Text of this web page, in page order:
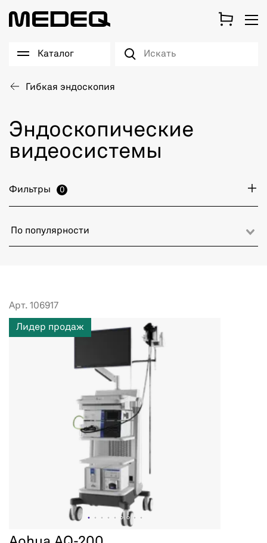
Каталог
Гибкая эндоскопия
Эндоскопические
видеосистемы
Фильтры 0
По популярности
Арт. 106917
Лидер продаж